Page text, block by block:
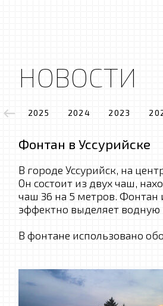
НОВОСТИ
2025 2024 2023
Фонтан в Уссурийске
В городе Уссурийск, на
Он состоит из двух чаш,
чаш 36 на 5 метров. Фонтан
эффектно выделяет водную
В фонтане использовано